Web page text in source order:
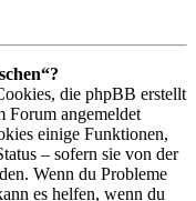
die phpBB erstellt
Forum angemeldet
einige Funktionen,
– sofern sie von der
Wenn du Probleme
es helfen, wenn du